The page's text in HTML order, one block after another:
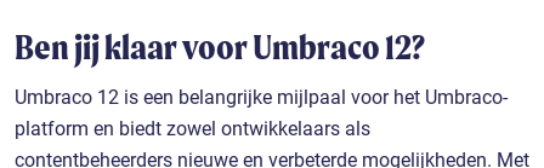
Ben jij klaar voor Umbraco 12?
Umbraco 12 is een belangrijke mijlpaal voor het Umbraco-
platform en biedt zowel ontwikkelaars als
contentbeheerders nieuwe en verbeterde mogelijkheden. Met